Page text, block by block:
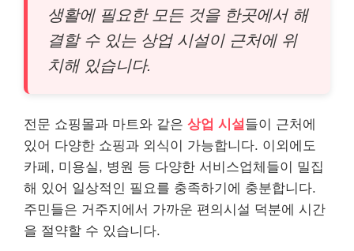
생활에 필요한 모든 것을 한곳에서 해
결할 수 있는 상업 시설이 근처에 위
치해 있습니다.
전문 쇼핑몰과 마트와 같은 상업 시설 들이 근처에
있어 다양한 쇼핑과 외식이 가능합니다. 이외에도
카페, 미용실, 병원 등 다양한 서비스업체들이 밀집
해 있어 일상적인 필요를 충족하기에 충분합니다.
주민들은 거주지에서 가까운 편의시설 덕분에 시간
을 절약할 수 있습니다.